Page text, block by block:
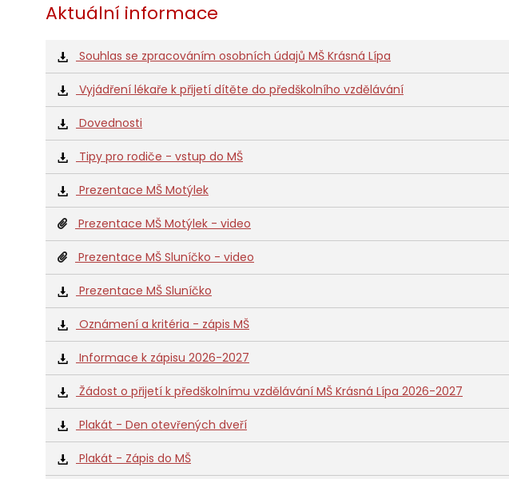
Aktuální informace
Souhlas se zpracováním osobních údajů MŠ Krásná Lípa
Vyjádření lékaře k přijetí dítěte do předškolního vzdělávání
Dovednosti
Tipy pro rodiče - vstup do MŠ
Prezentace MŠ Motýlek
Prezentace MŠ Motýlek - video
Prezentace MŠ Sluníčko - video
Prezentace MŠ Sluníčko
Oznámení a kritéria - zápis MŠ
Informace k zápisu 2026-2027
Žádost o přijetí k předškolnímu vzdělávání MŠ Krásná Lípa 2026-2027
Plakát - Den otevřených dveří
Plakát - Zápis do MŠ